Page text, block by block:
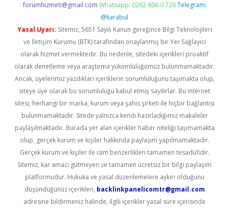
forumhizmeti@gmail.com Whatsapp: 0262 606 0 726 Telegram:
@karabul
Yasal Uyarı: Sitemiz, 5651 Sayılı Kanun gereğince Bilgi Teknolojileri
ve İletişim Kurumu (BTK) tarafından onaylanmış bir Yer Sağlayıcı
olarak hizmet vermektedir. Bu nedenle, sitedeki içerikleri proaktif
olarak denetleme veya araştırma yükümlülüğümüz bulunmamaktadır.
Ancak, üyelerimiz yazdıkları içeriklerin sorumluluğunu taşımakta olup,
siteye üye olarak bu sorumluluğu kabul etmiş sayılırlar. Bu internet
sitesi, herhangi bir marka, kurum veya şahıs şirketi ile hiçbir bağlantısı
bulunmamaktadır. Sitede yalnızca kendi hazırladığımız makaleler
paylaşılmaktadır. Burada yer alan içerikler haber niteliği taşımamakta
olup, gerçek kurum ve kişiler hakkında paylaşım yapılmamaktadır.
Gerçek kurum ve kişiler ile isim benzerlikleri tamamen tesadüfidir.
Sitemiz, kar amacı gütmeyen ve tamamen ücretsiz bir bilgi paylaşım
platformudur. Hukuka ve yasal düzenlemelere aykırı olduğunu
düşündüğünüz içerikleri, backlinkpanelicomtr@gmail.com
adresine bildirmeniz halinde, ilgili içerikler yasal süre içerisinde